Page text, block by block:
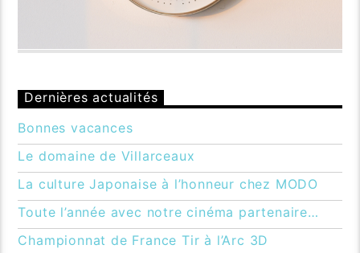
Dernières actualités
Bonnes vacances
Le domaine de Villarceaux
La culture Japonaise à l’honneur chez MODO
Toute l’année avec notre cinéma partenaire…
Championnat de France Tir à l’Arc 3D